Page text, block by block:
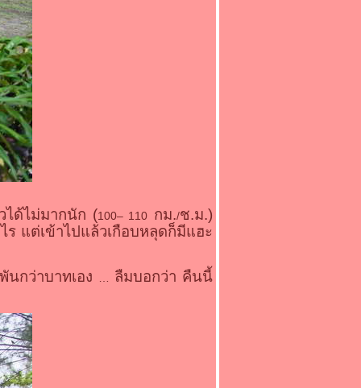
ได้ไม่มากนัก (100– 110 กม./ช.ม.)
ร แต่เข้าไปแล้วเกือบหลุดก็มีแฮะ
พันกว่าบาทเอง ลืมบอกว่า คืนนี้